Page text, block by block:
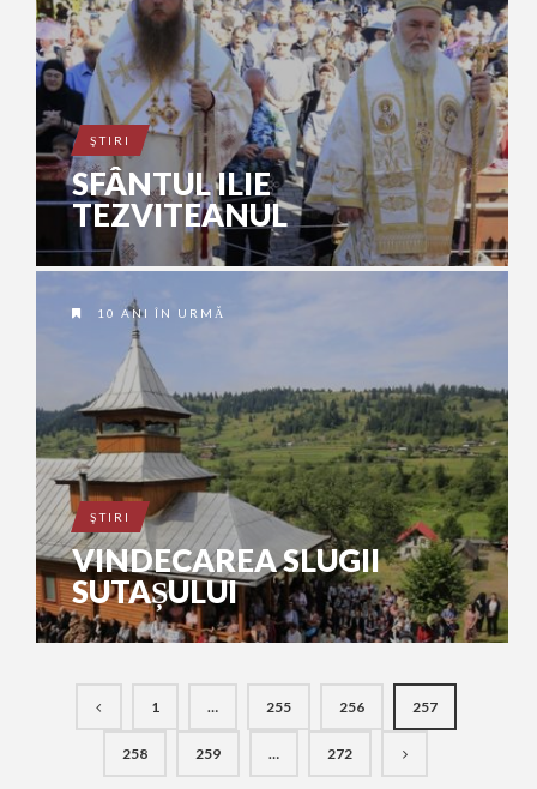
ŞTIRI
SFÂNTUL ILIE
TEZVITEANUL
10 ANI ÎN URMĂ
ŞTIRI
VINDECAREA SLUGII
SUTAȘULUI
1 … 255 256 257
258 259 … 272